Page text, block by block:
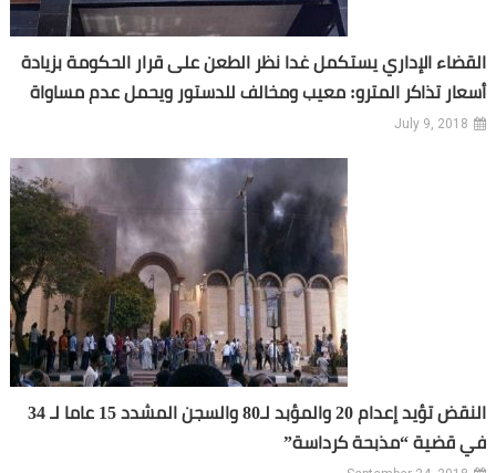
القضاء الإداري يستكمل غدا نظر الطعن على قرار الحكومة بزيادة
أسعار تذاكر المترو: معيب ومخالف للدستور ويحمل عدم مساواة
July 9, 2018
النقض تؤيد إعدام 20 والمؤبد لـ80 والسجن المشدد 15 عاما لـ 34
في قضية “مذبحة كرداسة”